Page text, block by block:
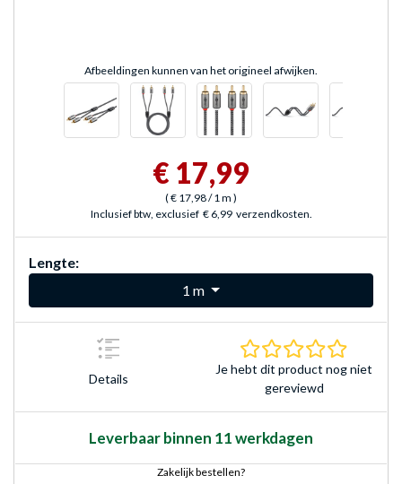
Afbeeldingen kunnen van het origineel afwijken.
€ 17,99
(€ 17,98/ 1 m )
Inclusief btw, exclusief € 6,99 verzendkosten.
Lengte:
1 m
Details
Je hebt dit product nog niet
gereviewd
Leverbaar binnen 11 werkdagen
Zakelijk bestellen?